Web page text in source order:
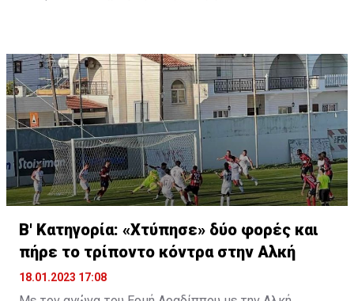
Β' Κατηγορία: «Χτύπησε» δύο φορές και
πήρε το τρίποντο κόντρα στην Αλκή
18.01.2023 17:08